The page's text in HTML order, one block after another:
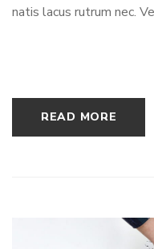
natis lacus rutrum nec.
READ MORE